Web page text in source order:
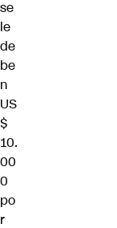
se
le
de
be
n
US
$
10.
00
0
po
r